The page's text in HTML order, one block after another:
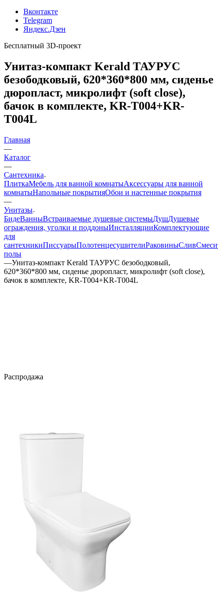
Вконтакте
Telegram
Яндекс.Дзен
Бесплатный 3D-проект
Унитаз-компакт Kerald ТАУРУС
безободковый, 620*360*800 мм, сиденье
дюропласт, микролифт (soft close),
бачок в комплекте, KR-T004+KR-
T004L
Главная
—
Каталог
—
Сантехника
ПлиткаМебель для ванной комнатыАксессуары для ванной
комнатыНапольные покрытияОбои и настенные покрытия
—
Унитазы
БидеВанныВстраиваемые душевые системыДушДушевые
ограждения, уголки и поддоныИнсталляцииКомплектующие
для
сантехникиПиссуарыПолотенцесушителиРаковиныСлив
полы
—Унитаз-компакт Kerald ТАУРУС безободковый,
620*360*800 мм, сиденье дюропласт, микролифт (soft close),
бачок в комплекте, KR-T004+KR-T004L
Распродажа